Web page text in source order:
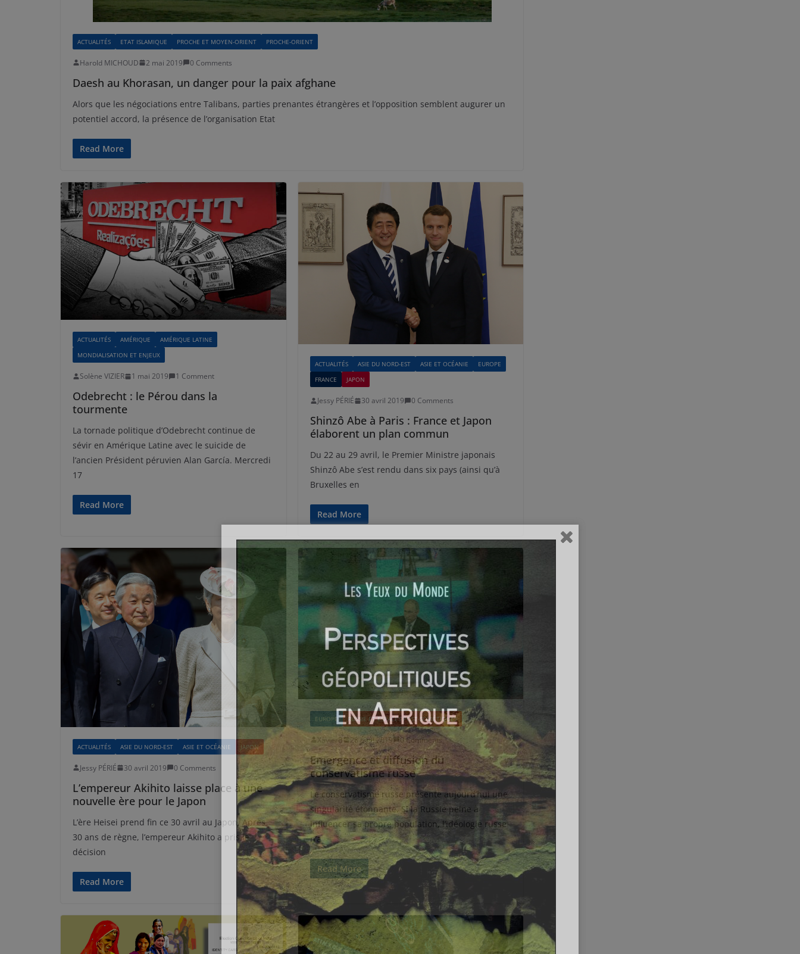
ACTUALITÉS ETAT ISLAMIQUE PROCHE ET MOYEN-ORIENT PROCHE-ORIENT
Harold MICHOUD 2 mai 2019 0 Comments
Daesh au Khorasan, un danger pour la paix afghane
Alors que les négociations entre Talibans, parties prenantes étrangères et l’opposition semblent augurer un
potentiel accord, la présence de l’organisation Etat
Read More
ACTUALITÉS AMÉRIQUE
AMÉRIQUE LATINE
MONDIALISATION ET ENJEUX
Solène VIZIER 1 mai 2019 1 Comment
Odebrecht : le Pérou dans la
tourmente
La tornade politique d’Odebrecht continue de
sévir en Amérique Latine avec le suicide de
l’ancien Président péruvien Alan García. Mercredi
17
Read More
ACTUALITÉS ASIE DU NORD-EST ASIE ET OCÉANIE
EUROPE
FRANCE
JAPON
Jessy PÉRIÉ 30 avril 2019 0 Comments
Shinzô Abe à Paris : France et Japon
élaborent un plan commun
Du 22 au 29 avril, le Premier Ministre japonais
Shinzô Abe s’est rendu dans six pays (ainsi qu’à
Bruxelles en
Read More
ACTUALITÉS ASIE DU NORD-EST ASIE ET OCÉANIE JAPON
Jessy PÉRIÉ 30 avril 2019 0 Comments
L’empereur Akihito laisse place à une
nouvelle ère pour le Japon
L’ère Heisei prend fin ce 30 avril au Japon. Après
30 ans de règne, l’empereur Akihito a pris la
décision
Read More
EUROPE RUSSIE ET ESPACES POST-SOVIÉTIQUES
XavierB 28 avril 2019 0 Comments
Emergence et diffusion du
conservatisme russe
Le conservatisme russe présente aujourd’hui une
singularité étonnante. Si la Russie peine à
influencer sa propre population, l’idéologie russe
n’a
Read More